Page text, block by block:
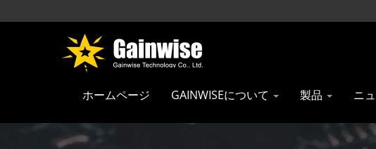
ホームページ GAINWISEについて 製品 ニ